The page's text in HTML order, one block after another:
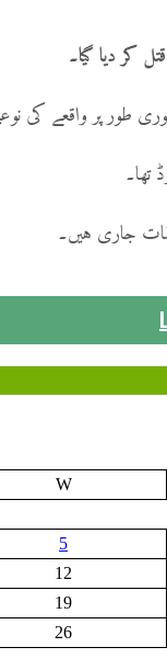
کر دیا گیا۔
طور پر واقعے کی
تھا۔
جاری ہیں۔
W
5
12
19
26